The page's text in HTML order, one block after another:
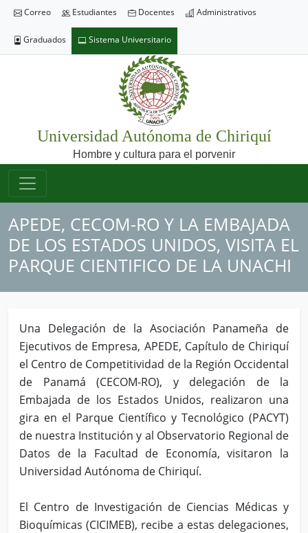
Correo Estudiantes Docentes Administrativos
Graduados Sistema Universitario
Universidad Autónoma de Chiriquí
Hombre y cultura para el porvenir
APEDE, CECOM-RO Y LA EMBAJADA
DE LOS ESTADOS UNIDOS, VISITA EL
PARQUE CIENTIFICO DE LA UNACHI
Una Delegación de la Asociación Panameña de
Ejecutivos de Empresa, APEDE, Capítulo de Chiriquí
el Centro de Competitividad de la Región Occidental
de Panamá (CECOM-RO), y delegación de la
Embajada de los Estados Unidos, realizaron una
gira en el Parque Científico y Tecnológico (PACYT)
de nuestra Institución y al Observatorio Regional de
Datos de la Facultad de Economía, visitaron la
Universidad Autónoma de Chiriquí.
El Centro de Investigación de Ciencias Médicas y
Bioquímicas (CICIMEB), recibe a estas delegaciones,